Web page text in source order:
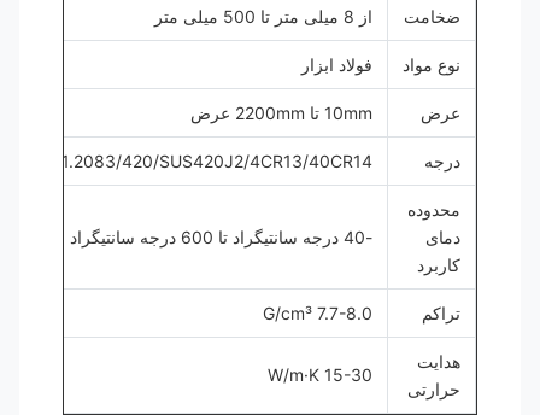
ضخامت از 8 میلی متر تا 500 میلی متر
نوع مواد فولاد ابزار
10mm تا 2200mm عرض
S136/1.2083/420/SUS420J2/4CR13/40CR14
محدوده
کاربرد
7.7-8.0 G/cm³
هدایت
حرارتی
15-30 W/m·K